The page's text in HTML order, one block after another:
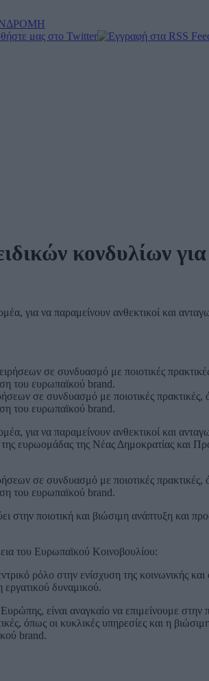
κονδυλίων
για να παραμείνουν ανθεκτικοί και
σε συνδυασμό με ποιοτικές πρακτικές,
του ευρωπαϊκού brand.
για να παραμείνουν ανθεκτικοί και
ευρωομάδας της Νέας Δημοκρατίας και
σε συνδυασμό με ποιοτικές πρακτικές,
του ευρωπαϊκού brand.
ποιοτική και βιώσιμη ανάπτυξη και
του Ευρωπαϊκού Κοινοβουλίου:
ρόλο στην ενίσχυση της κοινωνικής
εργατικού δυναμικού.
Ευρώπης, είναι αναγκαίο να επιμείνουμε
όπως οι κυκλικές υπηρεσίες και η
brand.